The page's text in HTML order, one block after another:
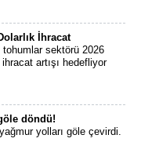
İhracat
tohumlar sektörü 2026
ihracat artışı hedefliyor
döndü!
yolları göle çevirdi.